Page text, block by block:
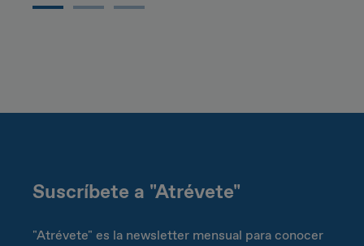
Suscríbete a "Atrévete"
"Atrévete" es la newsletter mensual para conocer